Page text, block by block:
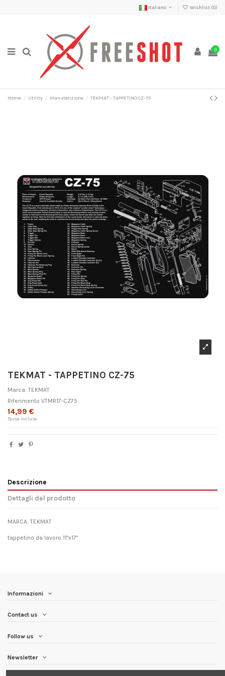
Italiano Wishlist (0)
0
Home Utility Manutenzione TEKMAT - TAPPETINO CZ-75
TEKMAT - TAPPETINO CZ-75
Marca: TEKMAT
Riferimento VTMR17-CZ75
14,99 €
Tasse incluse
Descrizione
Dettagli del prodotto
MARCA: TEKMAT
tappetino da lavoro 11"x17"
Informazioni
Contact us
Follow us
Newsletter